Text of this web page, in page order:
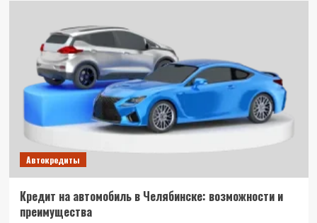
Автокредиты
Кредит на автомобиль в Челябинске: возможности и
преимущества